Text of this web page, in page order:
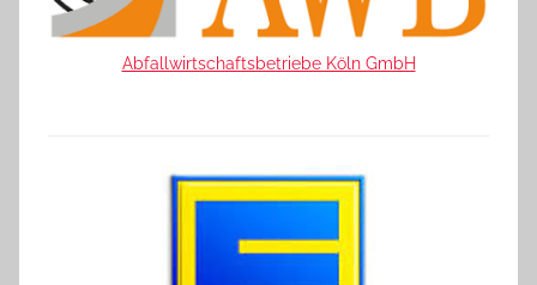
Abfallwirtschaftsbetriebe Köln GmbH